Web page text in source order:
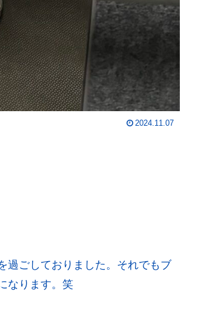
2024.11.07
過ごしておりました。それでもブ
なります。笑